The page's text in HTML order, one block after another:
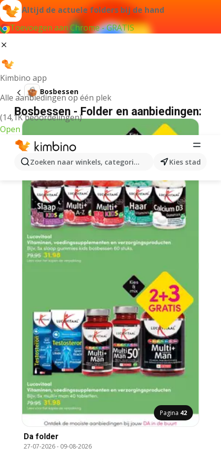
Altijd de actuele folders bij de hand
Toevoegen aan Chrome - GRATIS
Kimbino app
Alle aanbiedingen op één plek
(14,1K beoordelingen)
Open
Zoeken naar winkels, categorieën, producten...
Kies stad
Bosbessen
Bosbessen - Folder en aanbiedingen:
Pagina 42
Da folder
27-07-2026- 09-08-2026